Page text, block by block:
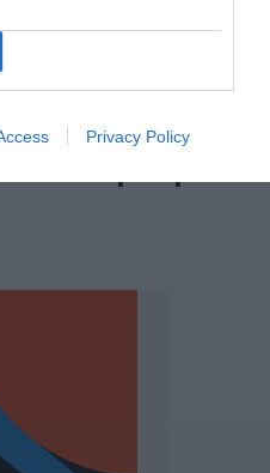
Privacy Policy
οι νέες